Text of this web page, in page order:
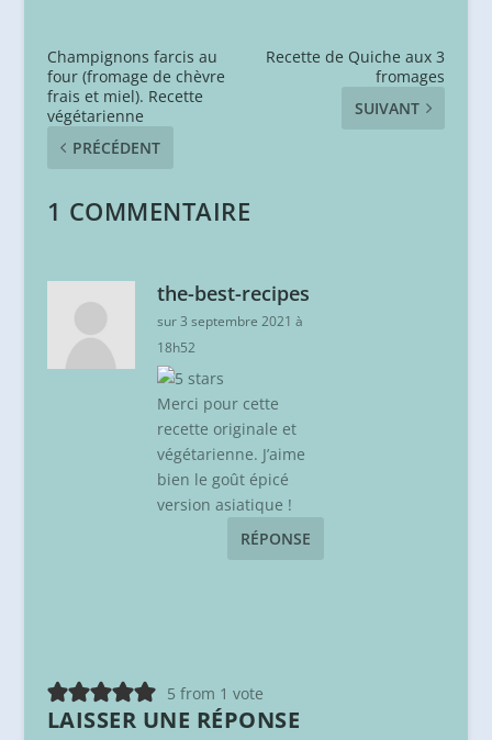
Champignons farcis au
four (fromage de chèvre
frais et miel). Recette
végétarienne
PRÉCÉDENT
Recette de Quiche aux 3
fromages
SUIVANT
1 COMMENTAIRE
the-best-recipes
sur 3 septembre 2021 à
18h52
Merci pour cette
recette originale et
végétarienne. J’aime
bien le goût épicé
version asiatique !
RÉPONSE
5 from 1 vote
LAISSER UNE RÉPONSE